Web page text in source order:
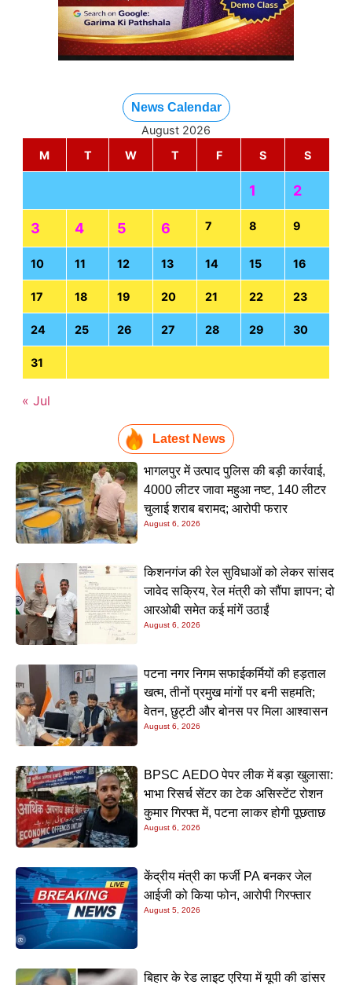
News Calendar
August 2026
M
T W T F S S
1 2
3 4 5 6 7 8 9
10 11 12 13 14 15 16
17 18 19 20 21 22 23
24 25 26 27 28 29 30
31
« Jul
Latest News
भागलपुर में उत्पाद पुलिस की बड़ी कार्रवाई,
4000 लीटर जावा महुआ नष्ट, 140 लीटर
चुलाई शराब बरामद; आरोपी फरार
August 6, 2026
किशनगंज की रेल सुविधाओं को लेकर सांसद
जावेद सक्रिय, रेल मंत्री को सौंपा ज्ञापन; दो
आरओबी समेत कई मांगें उठाईं
August 6, 2026
पटना नगर निगम सफाईकर्मियों की हड़ताल
खत्म, तीनों प्रमुख मांगों पर बनी सहमति;
वेतन, छुट्टी और बोनस पर मिला आश्वासन
August 6, 2026
BPSC AEDO पेपर लीक में बड़ा खुलासा:
भाभा रिसर्च सेंटर का टेक असिस्टेंट रोशन
कुमार गिरफ्त में, पटना लाकर होगी पूछताछ
August 6, 2026
केंद्रीय मंत्री का फर्जी PA बनकर जेल
आईजी को किया फोन, आरोपी गिरफ्तार
August 5, 2026
बिहार के रेड लाइट एरिया में यूपी की डांसर